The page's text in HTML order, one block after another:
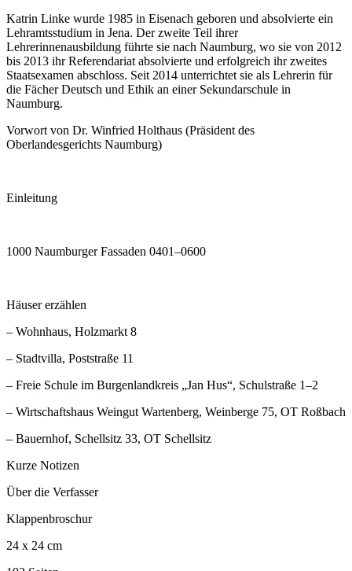
Katrin Linke wurde 1985 in Eisenach geboren und absolvierte ein
Lehramtsstudium in Jena. Der zweite Teil ihrer
Lehrerinnenausbildung führte sie nach Naumburg, wo sie von 2012
bis 2013 ihr Referendariat absolvierte und erfolgreich ihr zweites
Staatsexamen abschloss. Seit 2014 unterrichtet sie als Lehrerin für
die Fächer Deutsch und Ethik an einer Sekundarschule in
Naumburg.
Vorwort von Dr. Winfried Holthaus (Präsident des
Oberlandesgerichts Naumburg)
Einleitung
1000 Naumburger Fassaden 0401–0600
Häuser erzählen
– Wohnhaus, Holzmarkt 8
– Stadtvilla, Poststraße 11
– Freie Schule im Burgenlandkreis „Jan Hus“, Schulstraße 1–2
– Wirtschaftshaus Weingut Wartenberg, Weinberge 75, OT Roßbach
– Bauernhof, Schellsitz 33, OT Schellsitz
Kurze Notizen
Über die Verfasser
Klappenbroschur
24 x 24 cm